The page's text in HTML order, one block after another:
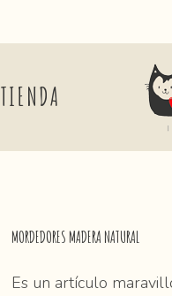
TIENDA
MORDEDORES MADERA NATURAL
Es un artículo